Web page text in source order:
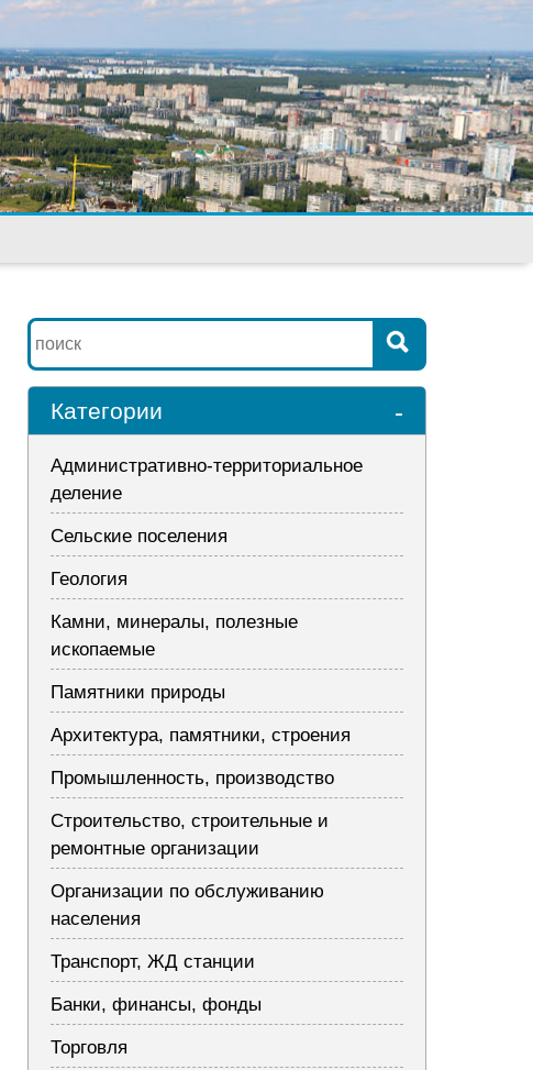
Категории -
Административно-территориальное
деление
Сельские поселения
Геология
Камни, минералы, полезные
ископаемые
Памятники природы
Архитектура, памятники, строения
Промышленность, производство
Строительство, строительные и
ремонтные организации
Организации по обслуживанию
населения
Транспорт, ЖД станции
Банки, финансы, фонды
Торговля